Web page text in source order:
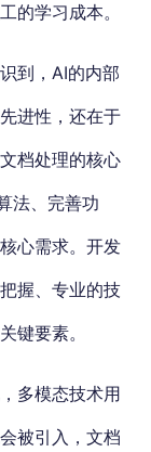
的学习成本。
到，AI的内部
进性，还在于
档处理的核心
法、完善功
心需求。开发
握、专业的技
键要素。
多模态技术用
被引入，文档